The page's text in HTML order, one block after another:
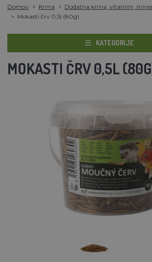
Domov Krma
Dodatna krma, vitamini,
Mokasti črv 0,5l (80g)
KATEGORIJE
MOKASTI ČRV 0,5L